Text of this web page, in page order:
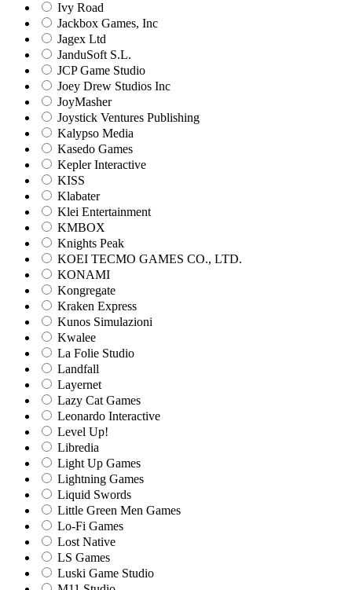
Ivy Road
Jackbox Games, Inc
Jagex Ltd
JanduSoft S.L.
JCP Game Studio
Joey Drew Studios Inc
JoyMasher
Joystick Ventures Publishing
Kalypso Media
Kasedo Games
Kepler Interactive
KISS
Klabater
Klei Entertainment
KMBOX
Knights Peak
KOEI TECMO GAMES CO., LTD.
KONAMI
Kongregate
Kraken Express
Kunos Simulazioni
Kwalee
La Folie Studio
Landfall
Layernet
Lazy Cat Games
Leonardo Interactive
Level Up!
Libredia
Light Up Games
Lightning Games
Liquid Swords
Little Green Men Games
Lo-Fi Games
Lost Native
LS Games
Luski Game Studio